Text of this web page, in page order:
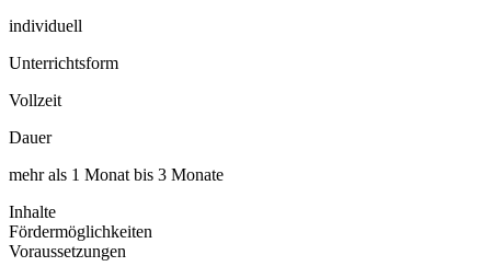
individuell
Unterrichtsform
Vollzeit
Dauer
mehr als 1 Monat bis 3 Monate
Inhalte
Fördermöglichkeiten
Voraussetzungen